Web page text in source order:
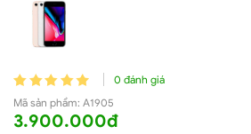
0 đánh giá
Mã sản phẩm: A1905
3.900.000đ